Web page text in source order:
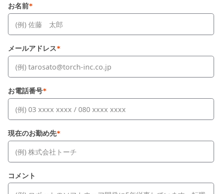
お名前*
メールアドレス*
お電話番号*
現在のお勤め先*
コメント